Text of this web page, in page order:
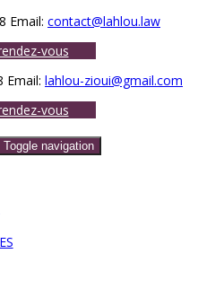
Email: contact@lahlou.law
vous
Email: lahlou-zioui@gmail.com
vous
Toggle navigation